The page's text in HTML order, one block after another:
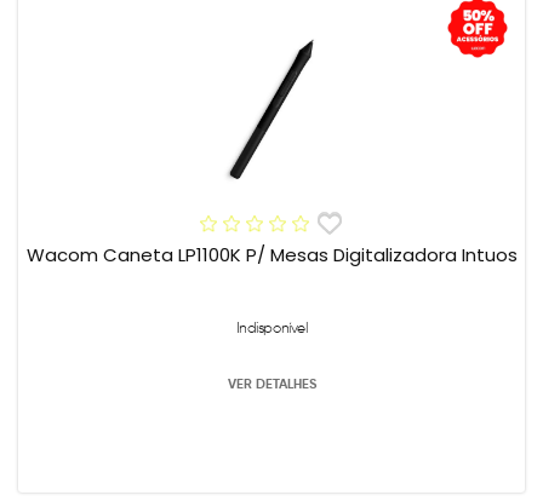
Wacom Caneta LP1100K P/ Mesas Digitalizadora Intuos
Indisponível
VER DETALHES